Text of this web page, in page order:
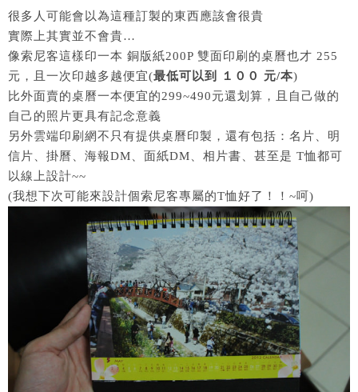
很多人可能會以為這種訂製的東西應該會很貴
實際上其實並不會貴…
像索尼客這樣印一本 銅版紙200P 雙面印刷的桌曆也才 255
元，且一次印越多越便宜(最低可以到 １００ 元/本)
比外面賣的桌曆一本便宜的299~490元還划算，且自己做的
自己的照片更具有記念意義
另外雲端印刷網不只有提供桌曆印製，還有包括：名片、明
信片、掛曆、海報DM、面紙DM、相片書、甚至是 T恤都可
以線上設計~~
(我想下次可能來設計個索尼客專屬的T恤好了！！~呵)